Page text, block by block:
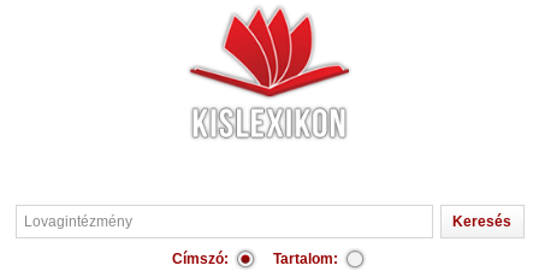
Címszó: Tartalom: